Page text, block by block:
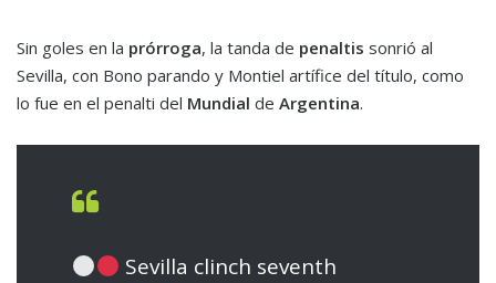
Sin goles en la prórroga, la tanda de penaltis sonrió al
Sevilla, con Bono parando y Montiel artífice del título, como
lo fue en el penalti del Mundial de Argentina.
Sevilla clinch seventh